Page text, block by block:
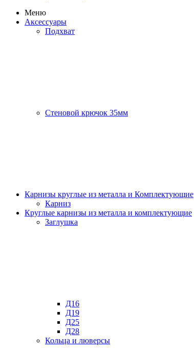
Меню
Аксессуары
Подхват
Стеновой крючок 35мм
Карнизы круглые из металла и Комплектующие
Карниз
Круглые карнизы из металла и комплектующие
Заглушка
Д16
Д19
Д25
Д28
Кольца и люверсы